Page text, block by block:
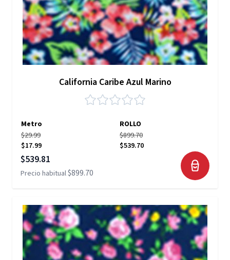
California Caribe Azul Marino
Metro
ROLLO
$29.99
$17.99
$899.70
$539.70
Precio especial
$539.81
Precio habitual$899.70